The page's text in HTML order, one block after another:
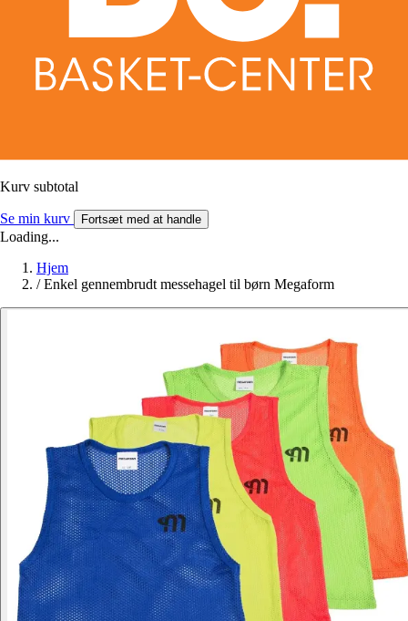
Kurv subtotal
Se min kurv Fortsæt med at handle
Loading...
Hjem
/ Enkel gennembrudt messehagel til børn Megaform